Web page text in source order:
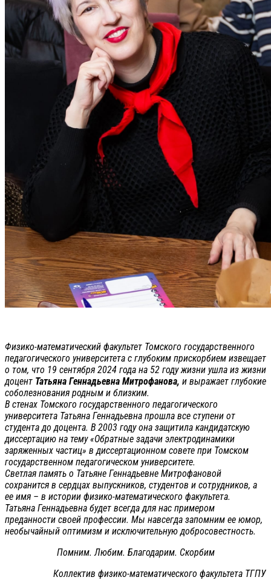
Физико-математический факультет Томского государственного
педагогического университета с глубоким прискорбием извещает
о том, что 19 сентября 2024 года на 52 году жизни ушла из жизни
доцент Татьяна Геннадьевна Митрофанова, и выражает глубокие
соболезнования родным и близким.
В стенах Томского государственного педагогического
университета Татьяна Геннадьевна прошла все ступени от
студента до доцента. В 2003 году она защитила кандидатскую
диссертацию на тему «Обратные задачи электродинамики
заряженных частиц» в диссертационном совете при Томском
государственном педагогическом университете.
Светлая память о Татьяне Геннадьевне Митрофановой
сохранится в сердцах выпускников, студентов и сотрудников, а
ее имя – в истории физико-математического факультета.
Татьяна Геннадьевна будет всегда для нас примером
преданности своей профессии. Мы навсегда запомним ее юмор,
необычайный оптимизм и исключительную добросовестность.
Помним. Любим. Благодарим. Скорбим
Коллектив физико-математического факультета ТГПУ